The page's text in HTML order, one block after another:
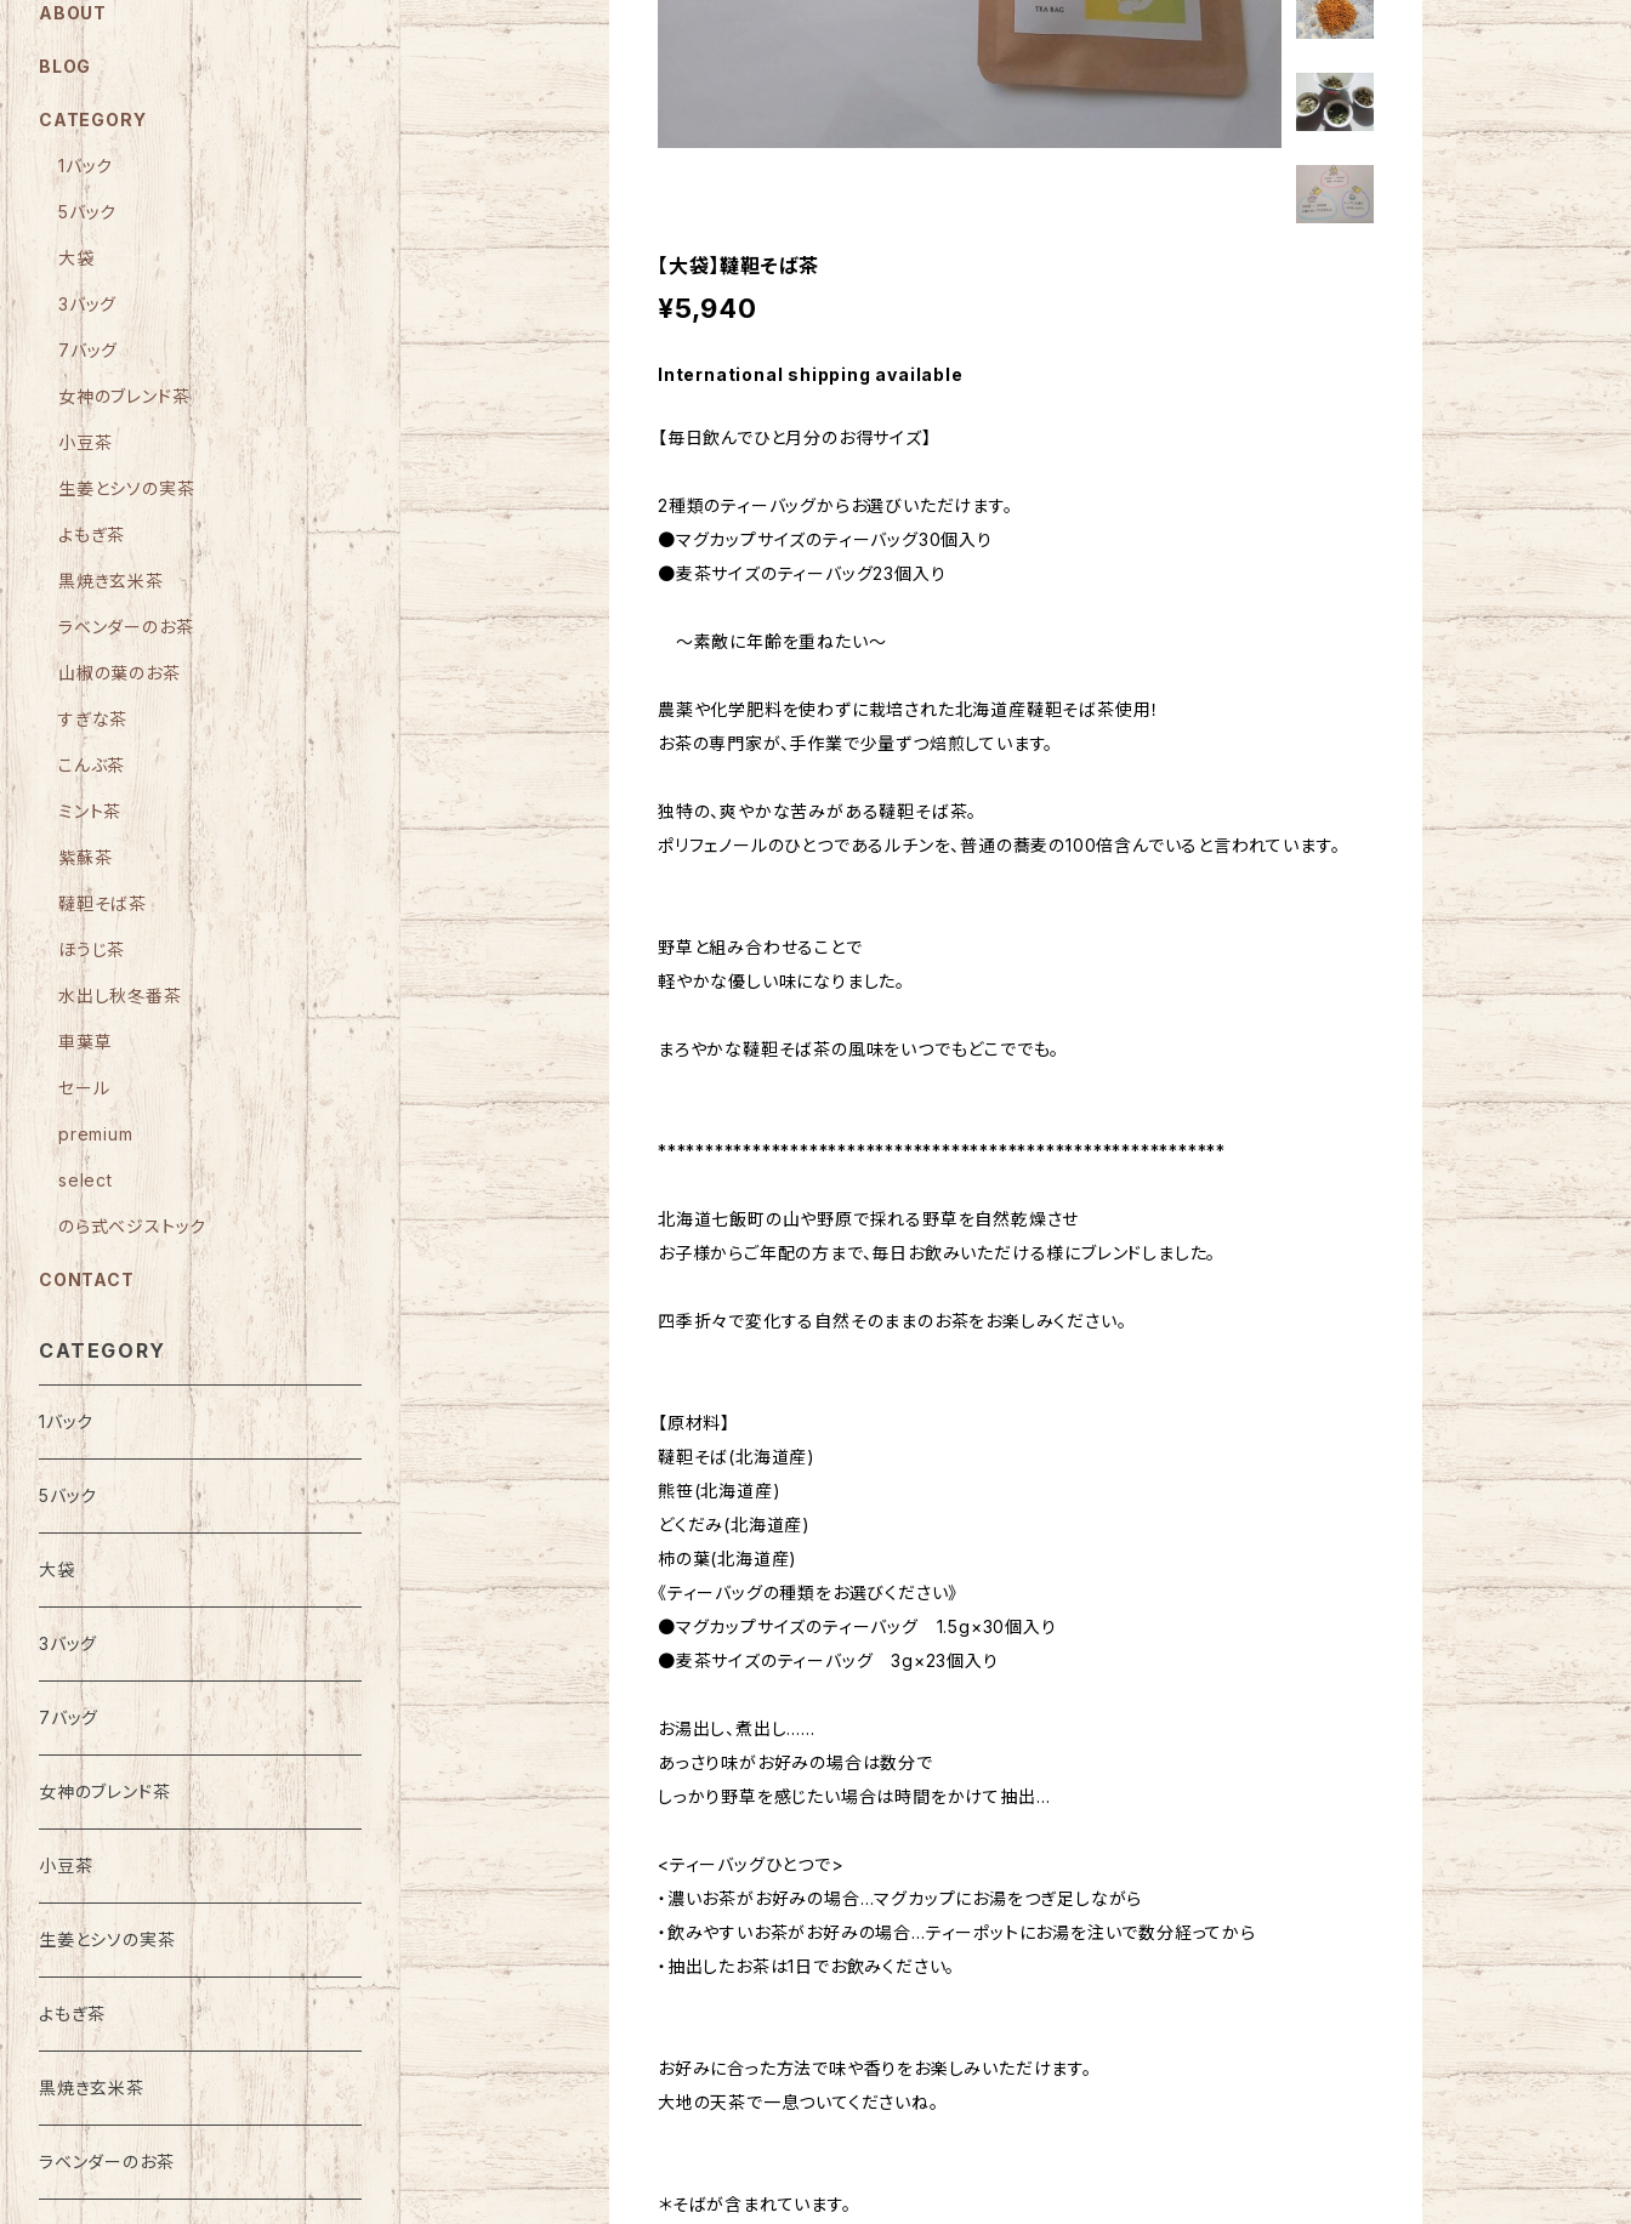
【大袋】韃靼そば茶
¥5,940
International shipping available
【毎日飲んでひと月分のお得サイズ】
2種類のティーバッグからお選びいただけます。
●マグカップサイズのティーバッグ30個入り
●麦茶サイズのティーバッグ23個入り
～素敵に年齢を重ねたい～
農薬や化学肥料を使わずに栽培された北海道産韃靼そば茶使用！
お茶の専門家が、手作業で少量ずつ焙煎しています。
独特の、爽やかな苦みがある韃靼そば茶。
ポリフェノールのひとつであるルチンを、普通の蕎麦の100倍含んでいると言われています。
野草と組み合わせることで
軽やかな優しい味になりました。
まろやかな韃靼そば茶の風味をいつでもどこででも。
************************************************************
北海道七飯町の山や野原で採れる野草を自然乾燥させ
お子様からご年配の方まで、毎日お飲みいただける様にブレンドしました。
四季折々で変化する自然そのままのお茶をお楽しみください。
【原材料】
韃靼そば(北海道産)
熊笹(北海道産)
どくだみ(北海道産)
柿の葉(北海道産)
《ティーバッグの種類をお選びください》
●マグカップサイズのティーバッグ 1.5g×30個入り
●麦茶サイズのティーバッグ 3g×23個入り
お湯出し、煮出し……
あっさり味がお好みの場合は数分で
しっかり野草を感じたい場合は時間をかけて抽出…
<ティーバッグひとつで>
・濃いお茶がお好みの場合…マグカップにお湯をつぎ足しながら
・飲みやすいお茶がお好みの場合…ティーポットにお湯を注いで数分経ってから
・抽出したお茶は1日でお飲みください。
お好みに合った方法で味や香りをお楽しみいただけます。
大地の天茶で一息ついてくださいね。
＊そばが含まれています。
ABOUT
BLOG
CATEGORY
1バック
5バック
大袋
3バッグ
7バッグ
女神のブレンド茶
小豆茶
生姜とシソの実茶
よもぎ茶
黒焼き玄米茶
ラベンダーのお茶
山椒の葉のお茶
すぎな茶
こんぶ茶
ミント茶
紫蘇茶
韃靼そば茶
ほうじ茶
水出し秋冬番茶
車葉草
セール
premium
select
のら式ベジストック
CONTACT
CATEGORY
1バック
5バック
大袋
3バッグ
7バッグ
女神のブレンド茶
小豆茶
生姜とシソの実茶
よもぎ茶
黒焼き玄米茶
ラベンダーのお茶